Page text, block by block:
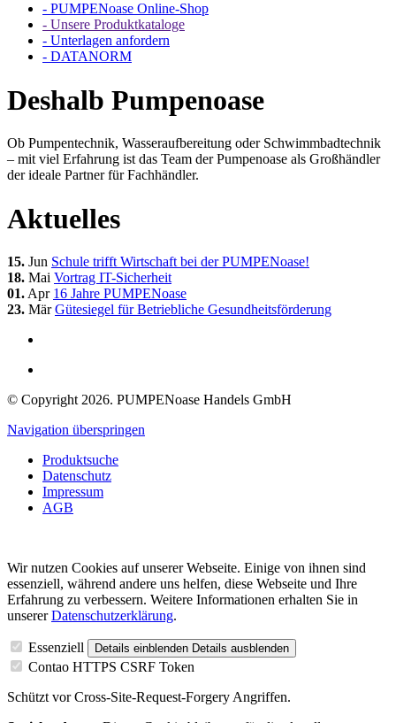
- PUMPENoase Online-Shop
- Unsere Produktkataloge
- Unterlagen anfordern
- DATANORM
Deshalb Pumpenoase
Ob Pumpentechnik, Wasseraufbereitung oder Schwimmbadtechnik
– mit viel Erfahrung ist das Team der Pumpenoase als Großhändler
der ideale Partner für Fachhändler.
Aktuelles
15. Jun Schule trifft Wirtschaft bei der PUMPENoase!
18. Mai Vortrag IT-Sicherheit
01. Apr 16 Jahre PUMPENoase
23. MärGütesiegel für Betriebliche Gesundheitsförderung
© Copyright 2026. PUMPENoase Handels GmbH
Navigation überspringen
Produktsuche
Datenschutz
Impressum
AGB
Wir nutzen Cookies auf unserer Webseite. Einige von ihnen sind
essenziell, während andere uns helfen, diese Webseite und Ihre
Erfahrung zu verbessern. Weitere Informationen erhalten Sie in
unsererDatenschutzerklärung.
Essenziell Details einblenden Details ausblenden
Contao HTTPS CSRF Token
Schützt vor Cross-Site-Request-Forgery Angriffen.